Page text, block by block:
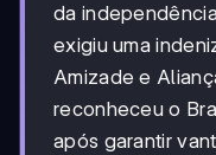
da
exigiu uma
Amizade e
reconheceu o
após garantir